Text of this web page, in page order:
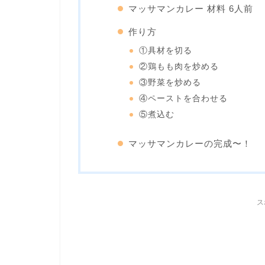
マッサマンカレー 材料 6人前
作り方
①具材を切る
②鶏もも肉を炒める
③野菜を炒める
④ペーストを合わせる
⑤煮込む
マッサマンカレーの完成〜！